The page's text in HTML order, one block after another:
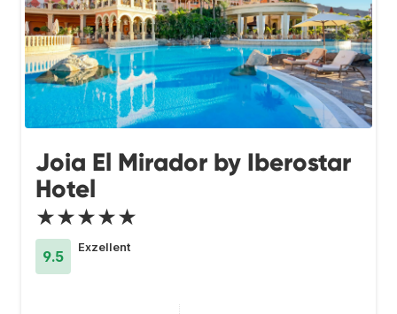
Joia El Mirador by Iberostar
Hotel
★★★★★
9.5
Exzellent